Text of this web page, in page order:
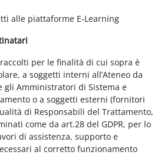
alle piattaforme E-Learning
raccolti per le finalità di cui sopra è
a soggetti interni all’Ateneo da
gli Amministratori di Sistema e
o a soggetti esterni (fornitori
di Responsabili del Trattamento,
come da art.28 del GDPR, per lo
di assistenza, supporto e
al corretto funzionamento